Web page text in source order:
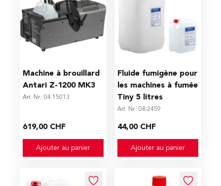
Machine à brouillard
Antari Z-1200 MK3
Art. Nr.: 04.15013
619,00 CHF
Ajouter au panier
Fluide fumigène pour
les machines à fumée
Tiny 5 litres
Art. Nr.: 08.2459
44,00 CHF
Ajouter au panier